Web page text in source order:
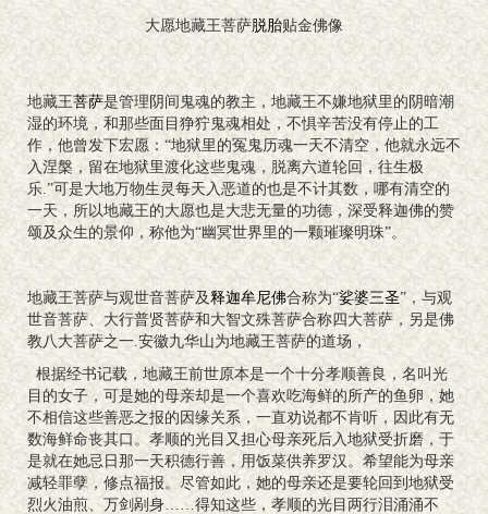
大愿地藏王菩萨脱胎贴金佛像
地藏王菩萨是管理阴间鬼魂的教主，地藏王不嫌地狱里的阴暗潮
湿的环境，和那些面目狰狞鬼魂相处，不惧辛苦没有停止的工
作，他曾发下宏愿：“地狱里的冤鬼历魂一天不清空，他就永远不
入涅槃，留在地狱里渡化这些鬼魂，脱离六道轮回，往生极
乐.”可是大地万物生灵每天入恶道的也是不计其数，哪有清空的
一天，所以地藏王的大愿也是大悲无量的功德，深受释迦佛的赞
颂及众生的景仰，称他为“幽冥世界里的一颗璀璨明珠”。
地藏王菩萨与观世音菩萨及释迦牟尼佛合称为“娑婆三圣”，与观
世音菩萨、大行普贤菩萨和大智文殊菩萨合称四大菩萨，另是佛
教八大菩萨之一.安徽九华山为地藏王菩萨的道场，
根据经书记载，地藏王前世原本是一个十分孝顺善良，名叫光
目的女子，可是她的母亲却是一个喜欢吃海鲜的所产的鱼卵，她
不相信这些善恶之报的因缘关系，一直劝说都不肯听，因此有无
数海鲜命丧其口。孝顺的光目又担心母亲死后入地狱受折磨，于
是就在她忌日那一天积德行善，用饭菜供养罗汉。希望能为母亲
减轻罪孽，修点福报。尽管如此，她的母亲还是要轮回到地狱受
烈火油煎、万剑剐身……得知这些，孝顺的光目两行泪涌涌不